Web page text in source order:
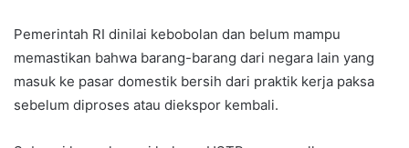
Pemerintah RI dinilai kebobolan dan belum mampu
memastikan bahwa barang-barang dari negara lain yang
masuk ke pasar domestik bersih dari praktik kerja paksa
sebelum diproses atau diekspor kembali.